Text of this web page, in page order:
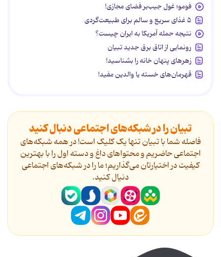
فومو؛ غول جیب‌بر فضای مجازی!
۵ غذای سریع و سالم برای طبیعت‌گردی
نتیجه حمله آمریکا به ایران چیست؟
رونمایی از اتاق برق جدید تبیان
زهرهای پنهان خانه را بشناسید!
قهرمان‌های خسته یا والدین مفید!
تبیان را در شبکه‌های اجتماعی دنبال کنید
فاصله شما با تبیان تنها یک کلیک است! در همه شبکه‌های
اجتماعی حاضریم و محتواهای داغ و دسته اول را با بهترین
کیفیت در اختیارتان می‌گذاریم؛ ما را در شبکه‌های اجتماعی
دنیال کنید.